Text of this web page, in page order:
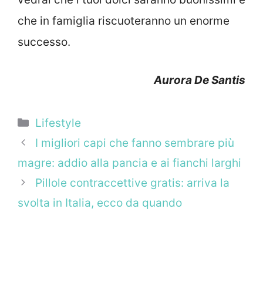
che in famiglia riscuoteranno un enorme
successo.
Aurora De Santis
Categorie
Lifestyle
I migliori capi che fanno sembrare più
magre: addio alla pancia e ai fianchi larghi
Pillole contraccettive gratis: arriva la
svolta in Italia, ecco da quando